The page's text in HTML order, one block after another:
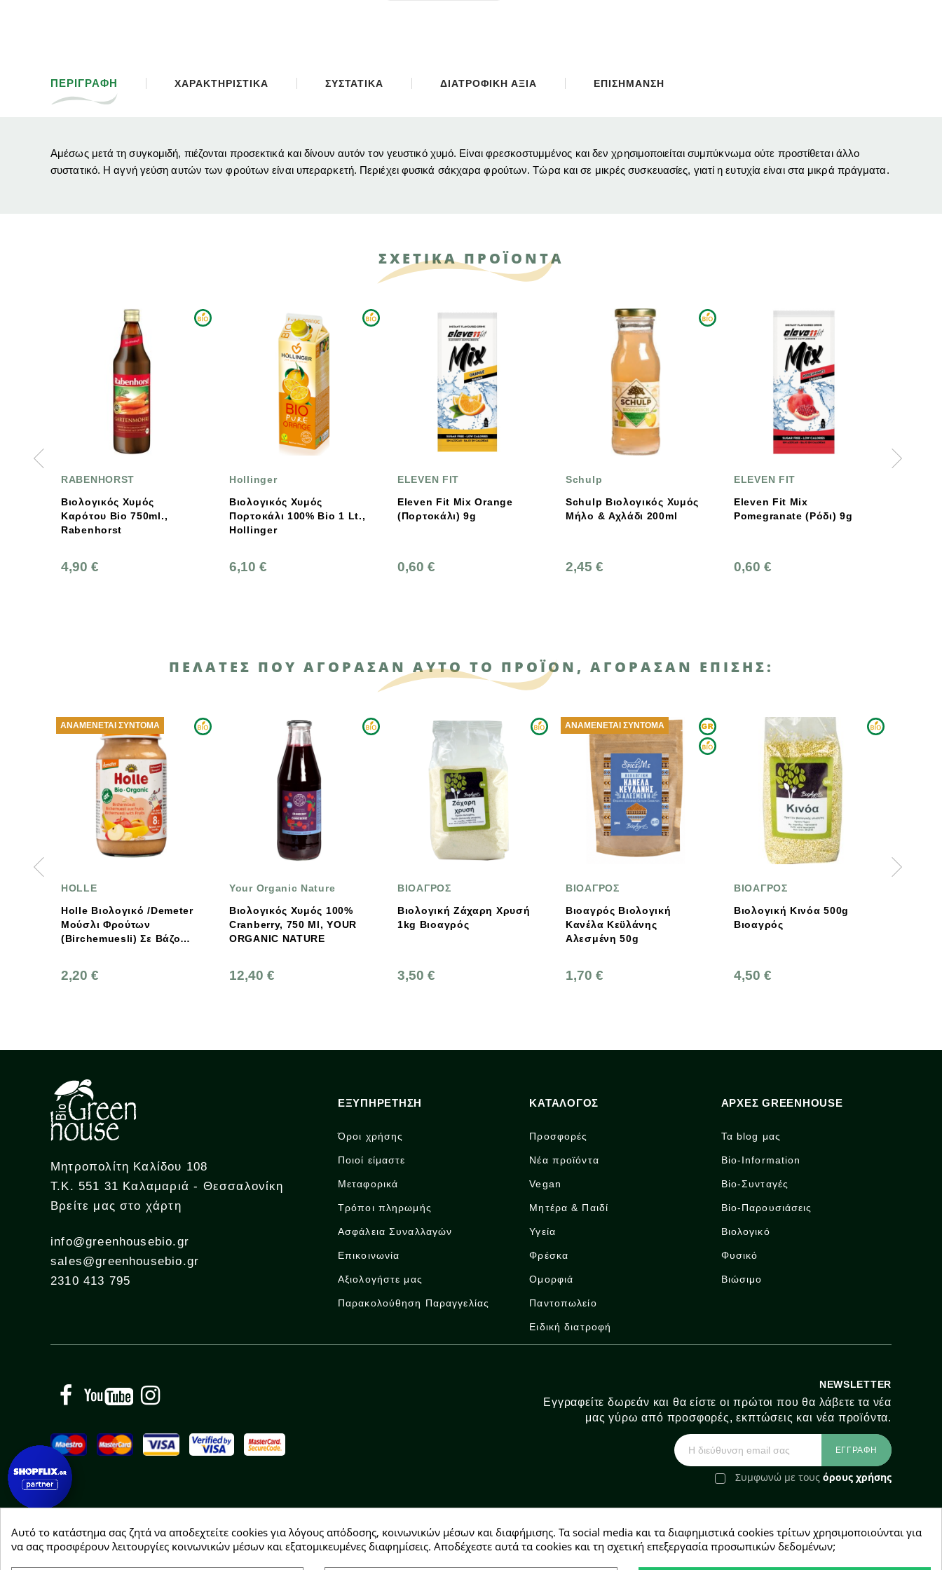
ΠΕΡΙΓΡΑΦΗ ΧΑΡΑΚΤΗΡΙΣΤΙΚΑ ΣΥΣΤΑΤΙΚΑ ΔΙΑΤΡΟΦΙΚΗ ΑΞΙΑ ΕΠΙΣΗΜΑΝΣΗ
Αμέσως μετά τη συγκομιδή, πιέζονται προσεκτικά και δίνουν αυτόν τον γευστικό χυμό. Είναι φρεσκοστυμμένος και δεν χρησιμοποιείται συμπύκνωμα ούτε προστίθεται άλλο
συστατικό. Η αγνή γεύση αυτών των φρούτων είναι υπεραρκετή. Περιέχει φυσικά σάκχαρα φρούτων.Τώρα και σε μικρές συσκευασίες, γιατί η ευτυχία είναι στα μικρά πράγματα.
ΣΧΕΤΙΚΑ ΠΡΟΪΟΝΤΑ
Bio 750ml.,
Hollinger
Βιολογικός Χυμός
Πορτοκάλι 100% Bio 1 Lt.,
Eleven Fit Mix Orange
Schulp Βιολογικός Χυμός
Μήλο & Αχλάδι 200ml
Eleven Fit Mix
Pomegranate (Ρόδι) 9g
Eleven Fit Mix Lime 9g
ΠΕΛΆΤΕΣ ΠΟΥ ΑΓΌΡΑΣΑΝ ΑΥΤΌ ΤΟ ΠΡΟΪΌΝ, ΑΓΌΡΑΣΑΝ ΕΠΊΣΗΣ:
/Demeter
Σε Βάζο
ΣΎΝΤΟΜΑ
Your Organic Nature
Βιολογικός Χυμός 100%
Cranberry, 750 Ml, YOUR
ORGANIC NATURE
ΒΙΟΑΓΡΟΣ
Βιολογική Ζάχαρη Χρυσή
1kg Βιοαγρός
Βιοαγρός Βιολογική
Κανέλα Κεϋλάνης
ΑΝΑΜΈΝΕΤΑΙ ΣΎΝΤΟΜΑ
Βιολογική Κινόα 500g
Βιοαγρός
Schulp Βιολογικός
Μητροπολίτη Καλίδου 108
Τ.Κ. 551 31 Καλαμαριά - Θεσσαλονίκη
Βρείτε μας στο χάρτη
info@greenhousebio.gr
sales@greenhousebio.gr
2310 413 795
ΕΞΥΠΗΡΕΤΗΣΗ
Όροι χρήσης
Ποιοί είμαστε
Μεταφορικά
Τρόποι πληρωμής
Ασφάλεια Συναλλαγών
Επικοινωνία
Αξιολογήστε μας
Παρακολούθηση Παραγγελίας
ΚΑΤΑΛΟΓΟΣ
Προσφορές
Νέα προϊόντα
Vegan
Μητέρα & Παιδί
Υγεία
Φρέσκα
Ομορφιά
Παντοπωλείο
Ειδική διατροφή
ΑΡΧΈΣ GREENHOUSE
Τα blog μας
Bio-Information
Bio-Συνταγές
Bio-Παρουσιάσεις
Βιολογικό
Φυσικό
Βιώσιμο
Facebook YouTube
NEWSLETTER
Εγγραφείτε δωρεάν και θα είστε οι πρώτοι που θα λάβετε τα νέα
μας γύρω από προσφορές, εκπτώσεις και νέα προϊόντα.
Συμφωνώ με τους όρους χρήσης
Copyright © 2026 Greenhousebio Αρ. ΓΕΜΗ: 146728304000 e-Shop by Synergic Software
Αυτό το κατάστημα σας ζητά να αποδεχτείτε cookies για λόγους απόδοσης, κοινωνικών μέσων και διαφήμισης. Τα social media και τα διαφημιστικά cookies τρίτων χρησιμοποιούνται για
να σας προσφέρουν λειτουργίες κοινωνικών μέσων και εξατομικευμένες διαφημίσεις. Αποδέχεστε αυτά τα cookies και τη σχετική επεξεργασία προσωπικών δεδομένων;